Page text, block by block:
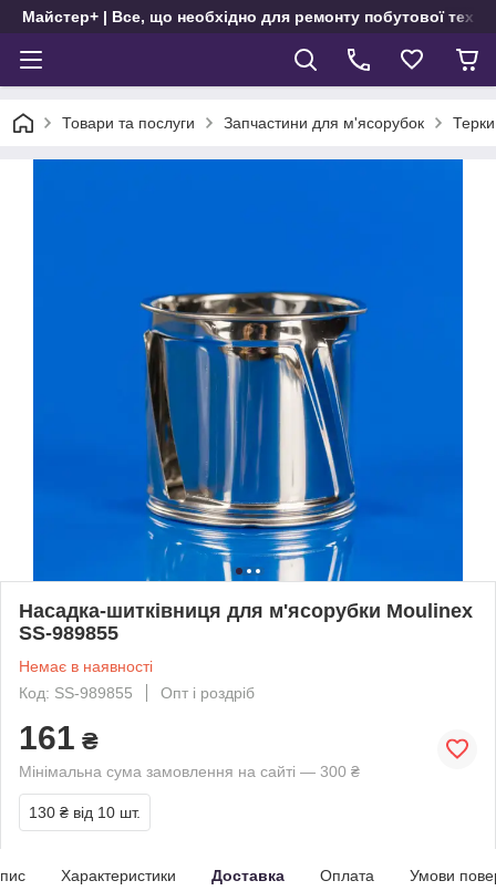
Майстер+ | Все, що необхідно для ремонту побутової
Товари та послуги Запчастини для м'ясорубок
Насадка-шитківниця для м'ясорубки Moulinex
SS-989855
Немає в наявності
Код: SS-989855
Опт і роздріб
161 ₴
Мінімальна сума замовлення на сайті — 300 ₴
130 ₴ від 10 шт.
Характеристики Доставка Оплата Умови